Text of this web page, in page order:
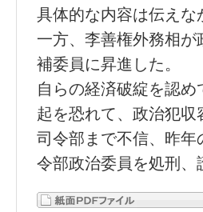
具体的な内容は伝えな
一方、李善権外務相
補委員に昇進した。
自らの経済破綻を認
起を恐れて、政治犯
司令部まで不信、昨
令部政治委員を処刑